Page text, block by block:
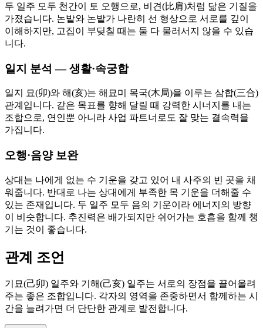
두 일주 모두 천간이 토 오행으로, 비견(比肩)처럼 닮은 기질을
가졌습니다. 논밭와 논밭가 나란히 선 형상으로 서로를 깊이
이해하지만, 고집이 부딪칠 때는 둘 다 물러서지 않을 수 있습
니다.
일지 분석 — 생활·속궁합
일지 묘(卯)와 해(亥)는 해묘미 목국(木局)을 이루는 삼합(三合)
관계입니다. 같은 목표를 향해 달릴 때 강력한 시너지를 내는
조합으로, 연인뿐 아니라 사업 파트너로도 잘 맞는 결속력을
가집니다.
오행·음양 보완
상대는 나에게 없는 수 기운을 갖고 있어 내 사주의 빈 곳을 채
워줍니다. 반대로 나는 상대에게 부족한 목 기운을 더해줄 수
있는 존재입니다. 두 일주 모두 음의 기운이라 에너지의 방향
이 비슷합니다. 추진력은 배가되지만 쉬어가는 호흡을 함께 챙
기는 것이 좋습니다.
관계 조언
기묘(己卯) 일주와 기해(己亥) 일주는 서로의 장점을 끌어올려
주는 좋은 조합입니다. 각자의 영역을 존중하면서 함께하는 시
간을 늘려가면 더 단단한 관계로 발전합니다.